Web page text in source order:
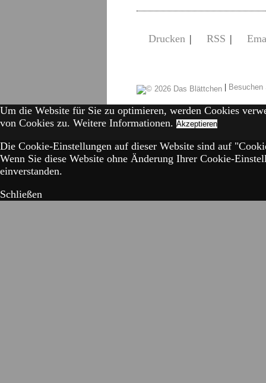
Drucken | RSS |
|
Um die Website für Sie zu optimieren, werden Cookies
von Cookies zu. Weitere Informationen. Akzeptieren
Die Cookie-Einstellungen auf dieser Website sind auf
Wenn Sie diese Website ohne Änderung Ihrer Cookie-
einverstanden.
Schließen